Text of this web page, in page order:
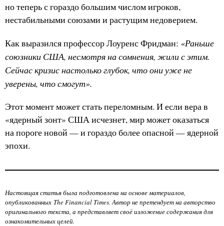
но теперь с гораздо большим числом игроков,
нестабильными союзами и растущим недоверием.
Как выразился профессор Лоуренс Фридман: «Раньше
союзники США, несмотря на сомнения, жили с этим.
Сейчас кризис настолько глубок, что они уже не
уверены, что смогут».
Этот момент может стать переломным. И если вера в
«ядерный зонт» США исчезнет, мир может оказаться
на пороге новой — и гораздо более опасной — ядерной
эпохи.
Настоящая статья была подготовлена на основе материалов,
опубликованных The Financial Times. Автор не претендует на авторство
оригинального текста, а представляет своё изложение содержания для
ознакомительных целей.